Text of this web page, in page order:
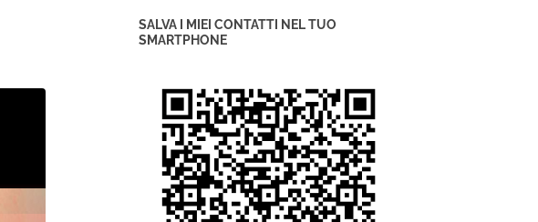
SALVA I MIEI CONTATTI NEL TUO
SMARTPHONE